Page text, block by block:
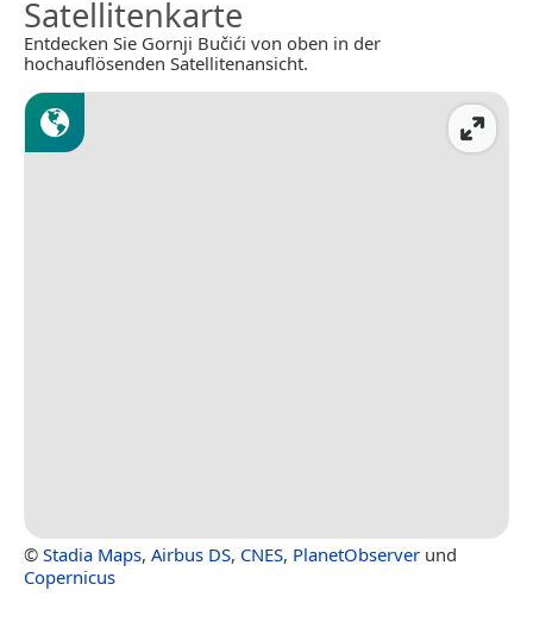
Satellitenkarte
Entdecken Sie Gornji Bučići von oben in der
hochauflösenden Satellitenansicht.
© Stadia Maps, Airbus DS, CNES, PlanetObserver und
Copernicus